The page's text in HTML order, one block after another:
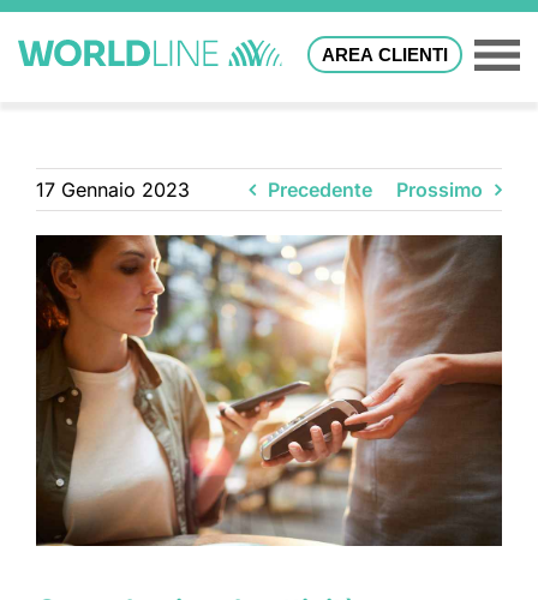
AREA CLIENTI
17 Gennaio 2023 Precedente Prossimo